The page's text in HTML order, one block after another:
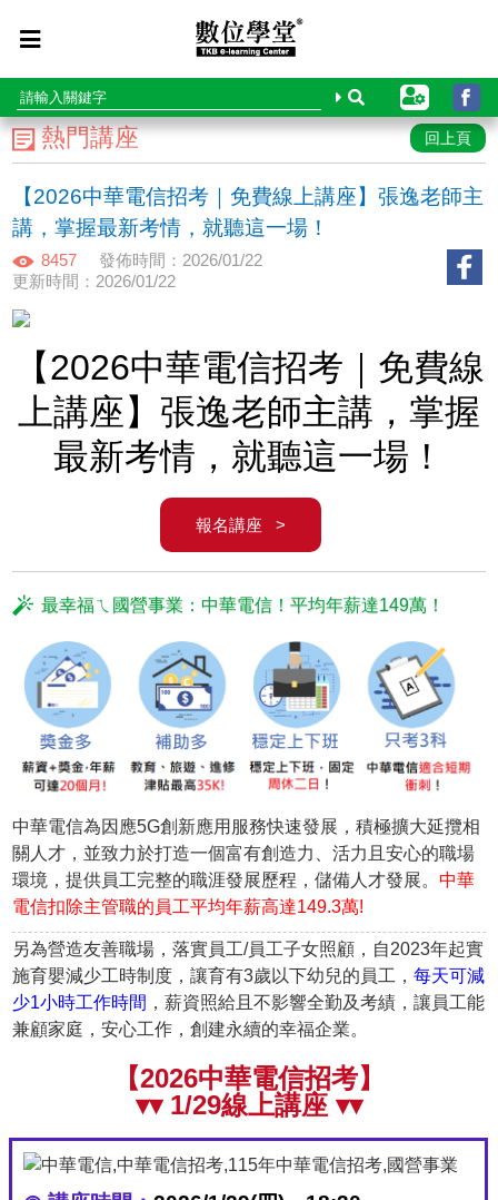
熱門講座 回上頁
【2026中華電信招考｜免費線上講座】張逸老師主
講，掌握最新考情，就聽這一場！
8457
發佈時間：2026/01/22
更新時間：2026/01/22
【2026中華電信招考｜免費線
上講座】張逸老師主講，掌握
最新考情，就聽這一場！
報名講座 >
最幸福ㄟ國營事業：中華電信！平均年薪達149萬！
中華電信為因應5G創新應用服務快速發展，積極擴大延攬相
關人才，並致力於打造一個富有創造力、活力且安心的職場
環境，提供員工完整的職涯發展歷程，儲備人才發展。中華
電信扣除主管職的員工平均年薪高達149.3萬!
另為營造友善職場，落實員工/員工子女照顧，自2023年起實
施育嬰減少工時制度，讓育有3歲以下幼兒的員工，每天可減
少1小時工作時間 ，薪資照給且不影響全勤及考績，讓員工能
兼顧家庭，安心工作，創建永續的幸福企業。
【2026中華電信招考】
▾▾ 1/29線上講座 ▾▾